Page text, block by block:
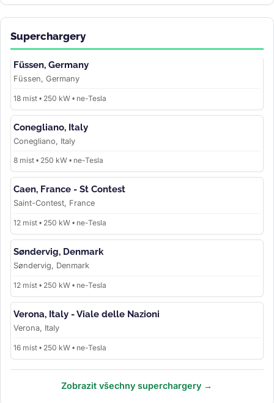
Superchargery
Füssen, Germany
Füssen, Germany
18 míst • 250 kW • ne-Tesla
Conegliano, Italy
Conegliano, Italy
8 míst • 250 kW • ne-Tesla
Caen, France - St Contest
Saint-Contest, France
12 míst • 250 kW • ne-Tesla
Søndervig, Denmark
Søndervig, Denmark
12 míst • 250 kW • ne-Tesla
Verona, Italy - Viale delle Nazioni
Verona, Italy
16 míst • 250 kW • ne-Tesla
Zobrazit všechny superchargery →